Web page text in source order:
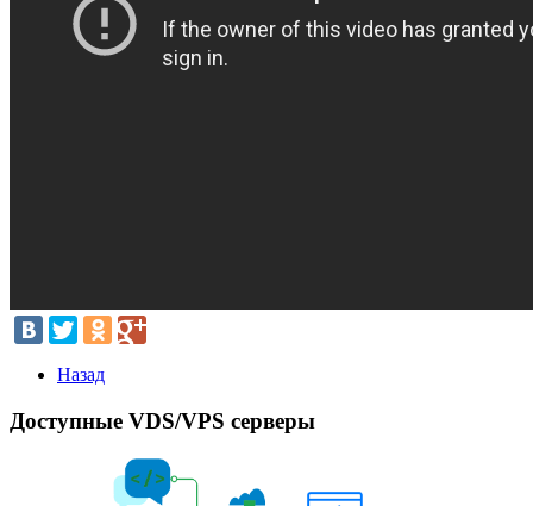
Назад
Доступные VDS/VPS серверы